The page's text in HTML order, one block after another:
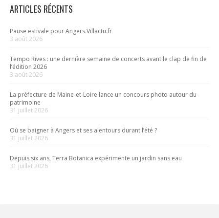
ARTICLES RÉCENTS
Pause estivale pour Angers.Villactu.fr
3 août 2026
Tempo Rives : une dernière semaine de concerts avant le clap de fin de
l’édition 2026
3 août 2026
La préfecture de Maine-et-Loire lance un concours photo autour du
patrimoine
31 juillet 2026
Où se baigner à Angers et ses alentours durant l’été ?
31 juillet 2026
Depuis six ans, Terra Botanica expérimente un jardin sans eau
31 juillet 2026